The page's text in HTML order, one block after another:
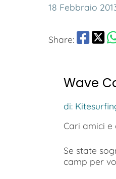
18 Febbraio
Share:
Wave
di:
Cari amici e
Se state
camp per